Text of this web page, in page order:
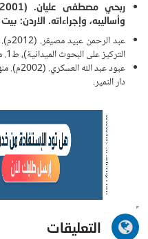
وأساليبه، وإجراءاته. الاردن: بيت
عبد
التركيز على البحوث الميدانية)، ط1. مملكة البحرين: المركز العربي للتغذية.
دار النمير.
التعليقات